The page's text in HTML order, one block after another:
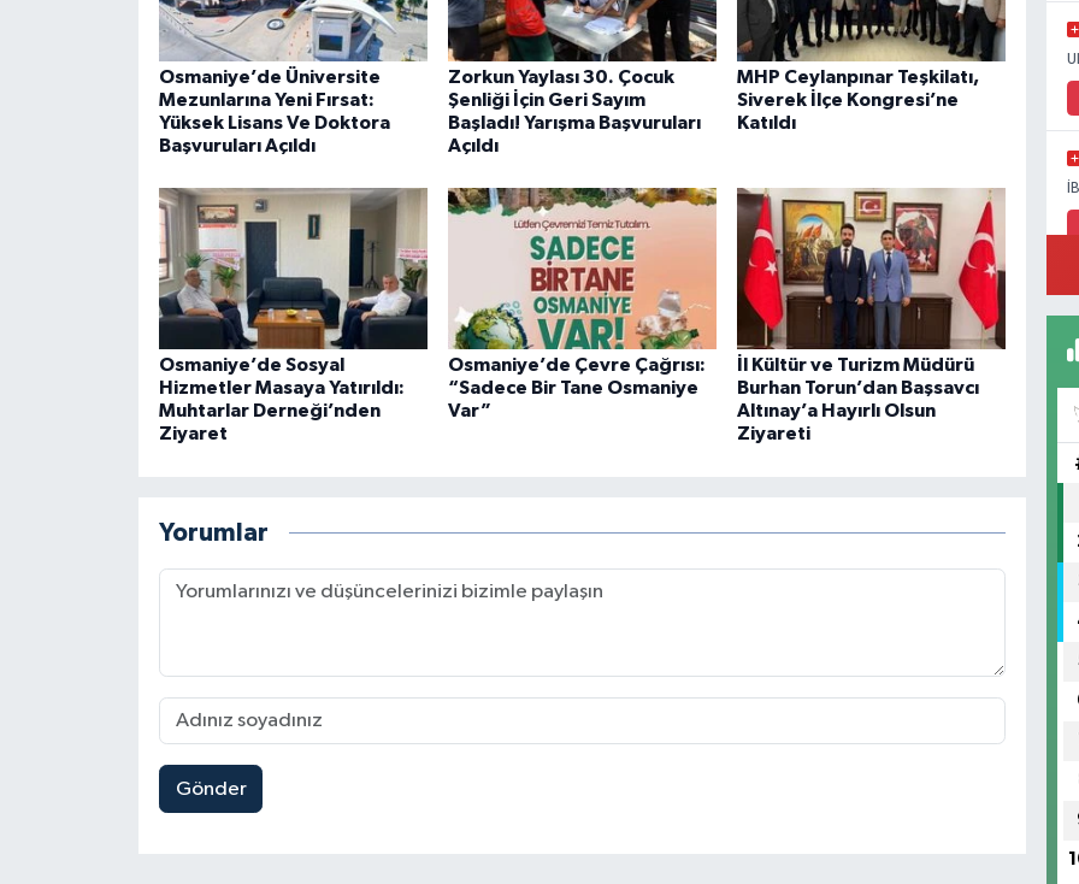
Osmaniye’de Üniversite
Mezunlarına Yeni Fırsat:
Yüksek Lisans Ve Doktora
Başvuruları Açıldı
Zorkun Yaylası 30. Çocuk
Şenliği İçin Geri Sayım
Başladı! Yarışma Başvuruları
Açıldı
MHP Ceylanpınar Teşkilatı,
Siverek İlçe Kongresi’ne
Katıldı
Osmaniye’de Sosyal
Hizmetler Masaya Yatırıldı:
Muhtarlar Derneği’nden
Ziyaret
Osmaniye’de Çevre Çağrısı:
“Sadece Bir Tane Osmaniye
Var”
İl Kültür ve Turizm Müdürü
Burhan Torun’dan Başsavcı
Altınay’a Hayırlı Olsun
Ziyareti
Yorumlar
Gönder